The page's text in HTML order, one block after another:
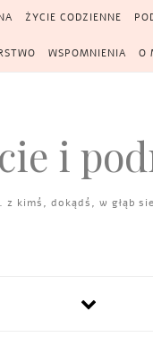
ŻYCIE CODZIENNE
WSPOMNIENIA O
i
z kimś, dokądś, w głąb